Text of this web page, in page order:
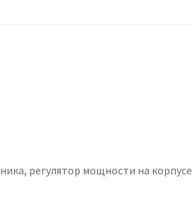
регулятор мощности на корпусе